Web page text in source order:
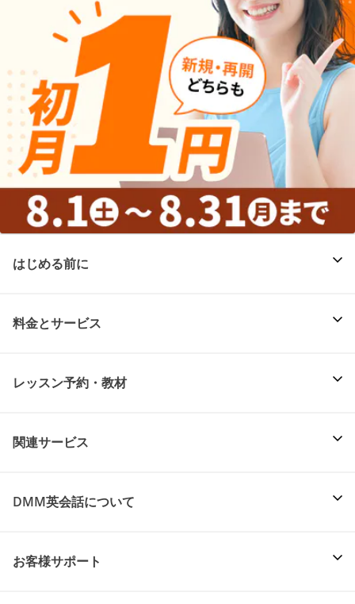
はじめる前に
料金とサービス
レッスン予約・教材
関連サービス
DMM英会話について
お客様サポート